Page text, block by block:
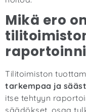
Mikä ero
Tilitoimiston
tarkempaa ja
itse tehtyyn
säädökset, osaa